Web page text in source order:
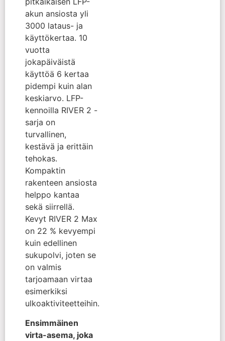
akun ansiosta yli
3000 lataus- ja
käyttökertaa. 10
vuotta
jokapäiväistä
käyttöä 6 kertaa
pidempi kuin alan
keskiarvo. LFP-
kennoilla RIVER 2 -
sarja on
turvallinen,
kestävä ja erittäin
tehokas.
Kompaktin
rakenteen ansiosta
helppo kantaa
sekä siirrellä.
Kevyt RIVER 2 Max
on 22 % kevyempi
kuin edellinen
sukupolvi, joten se
on valmis
tarjoamaan virtaa
esimerkiksi
ulkoaktiviteetteihin.
Ensimmäinen
virta-asema, joka